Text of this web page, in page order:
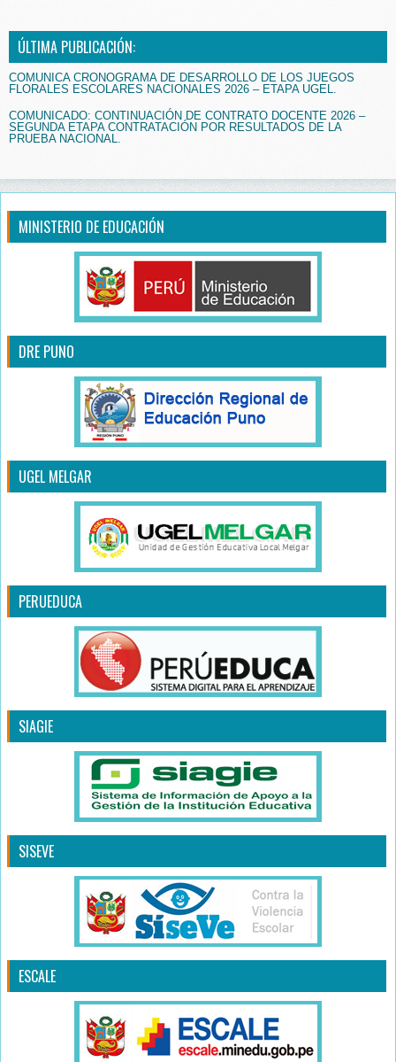
ÚLTIMA PUBLICACIÓN:
COMUNICA CRONOGRAMA DE DESARROLLO DE LOS JUEGOS
FLORALES ESCOLARES NACIONALES 2026 – ETAPA UGEL.
COMUNICADO: CONTINUACIÓN DE CONTRATO DOCENTE 2026 –
SEGUNDA ETAPA CONTRATACIÓN POR RESULTADOS DE LA
PRUEBA NACIONAL.
MINISTERIO DE EDUCACIÓN
DRE PUNO
UGEL MELGAR
PERUEDUCA
SIAGIE
SISEVE
ESCALE